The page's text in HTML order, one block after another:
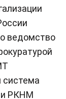
ведомство
система
и РКНМ